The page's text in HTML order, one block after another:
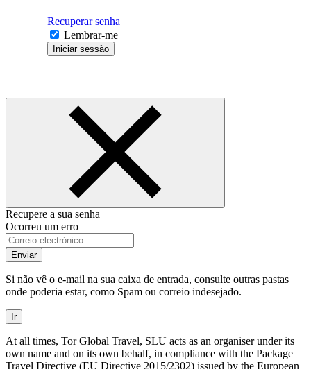
Recuperar senha
Lembrar-me
Iniciar sessão
Recupere a sua senha
Ocorreu um erro
Enviar
Si não vê o e-mail na sua caixa de entrada, consulte outras pastas
onde poderia estar, como Spam ou correio indesejado.
Ir
At all times, Tor Global Travel, SLU acts as an organiser under its
own name and on its own behalf, in compliance with the Package
Travel Directive (EU Directive 2015/2302) issued by the European